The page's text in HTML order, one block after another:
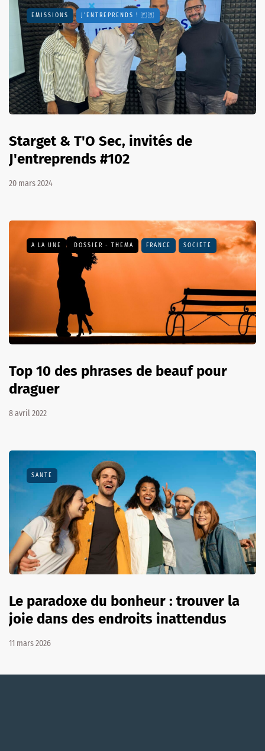
EMISSIONS J'ENTREPRENDS ! 🇫🇷
Starget & T'O Sec, invités de
J'entreprends #102
20 mars 2024
A LA UNE DOSSIER - THEMA FRANCE SOCIÉTÉ
Top 10 des phrases de beauf pour
draguer
8 avril 2022
SANTÉ
Le paradoxe du bonheur : trouver la
joie dans des endroits inattendus
11 mars 2026